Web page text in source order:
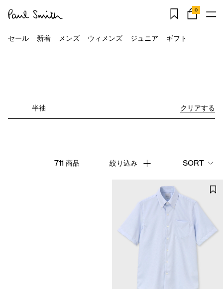
0
セール 新着 メンズ ウィメンズ ジュニア ギフト
クリアする
711 商品 絞り込み SORT